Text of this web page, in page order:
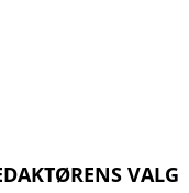
VALG